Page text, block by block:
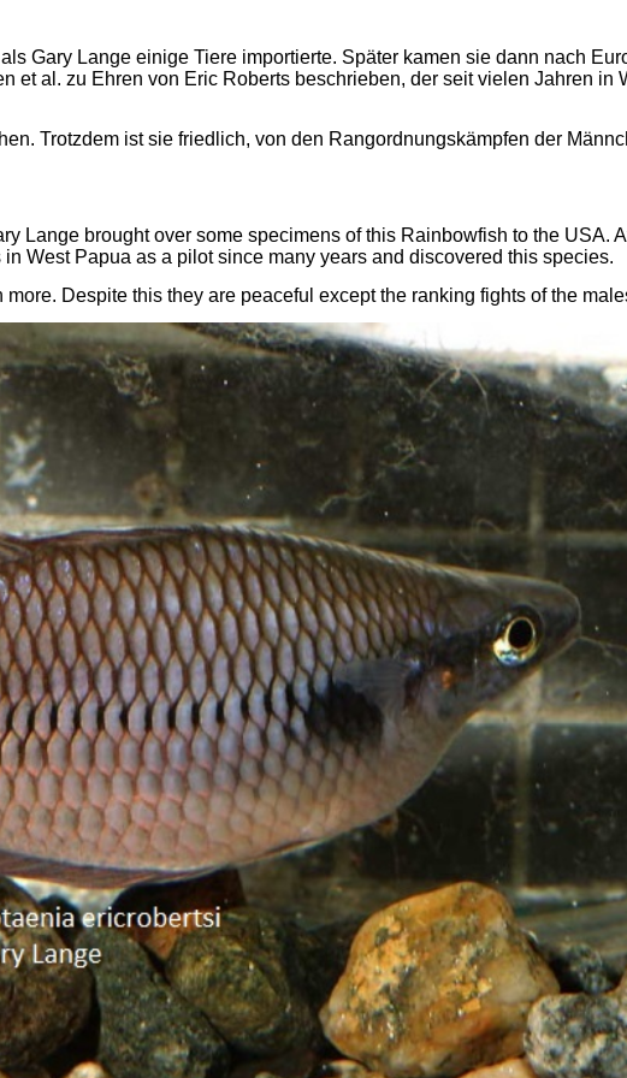
Gary Lange einige Tiere importierte. Später kamen sie dann nach
et al. zu Ehren von Eric Roberts beschrieben, der seit vielen Jahren in
Trotzdem ist sie friedlich, von den Rangordnungskämpfen der
Lange brought over some specimens of this Rainbowfish to the USA.
West Papua as a pilot since many years and discovered this species.
Despite this they are peaceful except the ranking fights of the